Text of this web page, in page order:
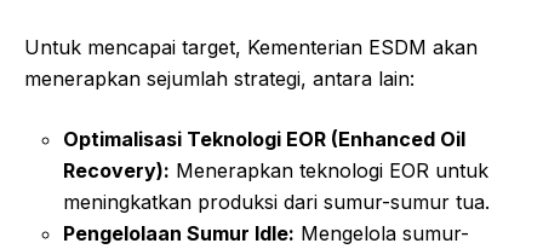
Untuk mencapai target, Kementerian ESDM akan
menerapkan sejumlah strategi, antara lain:
Optimalisasi Teknologi EOR (Enhanced Oil
Recovery): Menerapkan teknologi EOR untuk
meningkatkan produksi dari sumur-sumur tua.
Pengelolaan Sumur Idle: Mengelola sumur-